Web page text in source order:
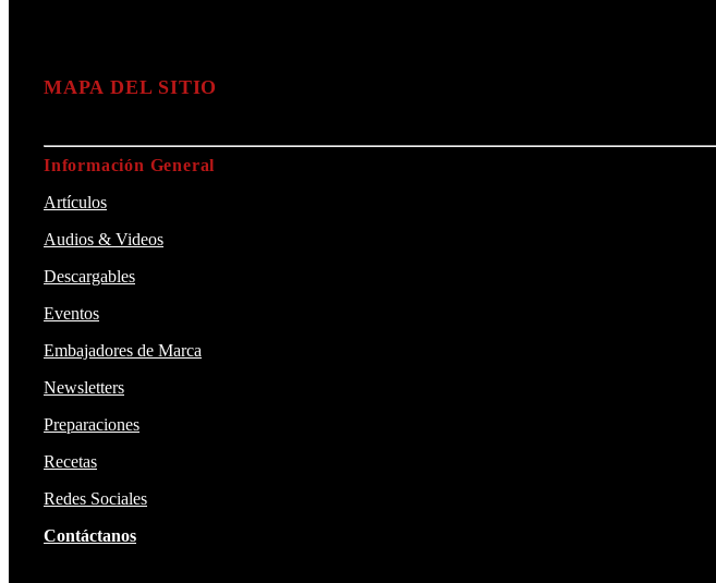
MAPA DEL SITIO
Información General
Artículos
Audios & Videos
Descargables
Eventos
Embajadores de Marca
Newsletters
Preparaciones
Recetas
Redes Sociales
Contáctanos